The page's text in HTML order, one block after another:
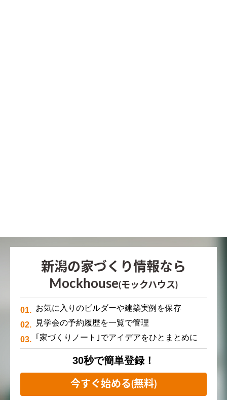
新潟の家づくり情報なら
Mockhouse(モックハウス)
お気に入りのビルダーや建築実例を保存
見学会の予約履歴を一覧で管理
｢家づくりノート｣でアイデアをひとまとめに
30秒で簡単登録！
今すぐ始める(無料)